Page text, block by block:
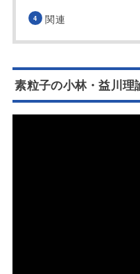
関連
素粒子の小林・益川